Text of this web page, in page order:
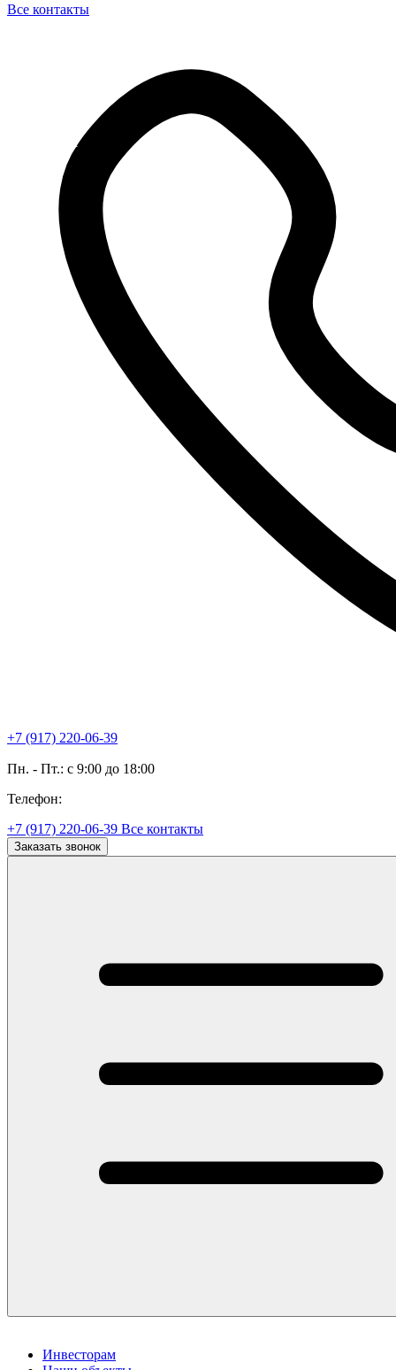
Все контакты
+7 (917) 220-06-39
Пн. - Пт.: с 9:00 до 18:00
Телефон:
+7 (917) 220-06-39 Все контакты
Заказать звонок
Инвесторам